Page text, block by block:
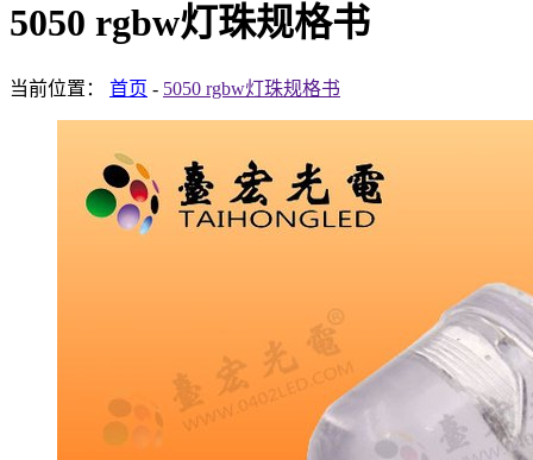
5050 rgbw灯珠规格书
当前位置： 首页 - 5050 rgbw灯珠规格书